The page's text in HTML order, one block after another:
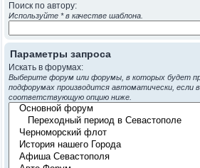
Поиск по автору:
Используйте * в качестве шаблона.
Параметры запроса
Искать в форумах:
Выберите форум или форумы, в которых будет
подфорумах производится автоматически, если
соответствующую опцию ниже.